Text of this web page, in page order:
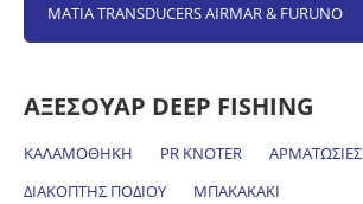
ΜΑΤΙΑ TRANSDUCERS AIRMAR & FURUNO
ΑΞΕΣΟΥΑΡ DEEP FISHING
ΚΑΛΑΜΟΘΗΚΗ PR KNOTER ΑΡΜΑΤΩΣΙΕΣ
ΔΙΑΚΟΠΤΗΣ ΠΟΔΙΟΥ
ΜΠΑΚΑΚΑΚΙ